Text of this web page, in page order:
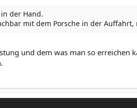
der Hand.
mit dem Porsche in der
und dem was man so erreichen